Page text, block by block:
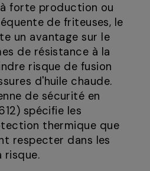
à forte production ou
de friteuses, le
un avantage sur le
de résistance à la
risque de fusion
d'huile chaude.
de sécurité en
spécifie les
thermique que
respecter dans les
risque.